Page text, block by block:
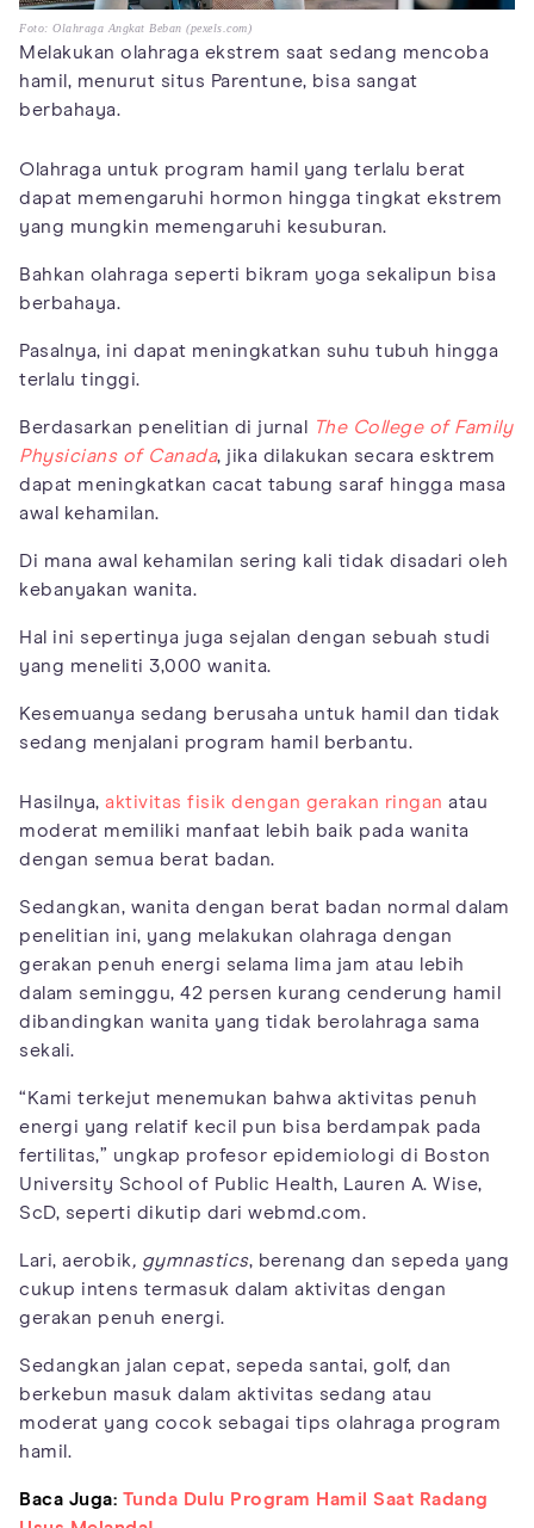
Foto: Olahraga Angkat Beban (pexels.com)
Melakukan olahraga ekstrem saat sedang mencoba
hamil, menurut situs Parentune, bisa sangat
berbahaya.
Olahraga untuk program hamil yang terlalu berat
dapat memengaruhi hormon hingga tingkat ekstrem
yang mungkin memengaruhi kesuburan.
Bahkan olahraga seperti bikram yoga sekalipun bisa
berbahaya.
Pasalnya, ini dapat meningkatkan suhu tubuh hingga
terlalu tinggi.
Berdasarkan penelitian di jurnal
The College of Family
Physicians of Canada, jika dilakukan secara esktrem
dapat meningkatkan cacat tabung saraf hingga masa
awal kehamilan.
Di mana awal kehamilan sering kali tidak disadari oleh
kebanyakan wanita.
Hal ini sepertinya juga sejalan dengan sebuah studi
yang meneliti 3,000 wanita.
Kesemuanya sedang berusaha untuk hamil dan tidak
sedang menjalani program hamil berbantu.
Hasilnya, aktivitas fisik dengan gerakan ringan atau
moderat memiliki manfaat lebih baik pada wanita
dengan semua berat badan.
Sedangkan, wanita dengan berat badan normal dalam
penelitian ini, yang melakukan olahraga dengan
gerakan penuh energi selama lima jam atau lebih
dalam seminggu, 42 persen kurang cenderung hamil
dibandingkan wanita yang tidak berolahraga sama
sekali.
“Kami terkejut menemukan bahwa aktivitas penuh
energi yang relatif kecil pun bisa berdampak pada
fertilitas,” ungkap profesor epidemiologi di Boston
University School of Public Health, Lauren A. Wise,
ScD, seperti dikutip dari webmd.com.
Lari, aerobik, gymnastics, berenang dan sepeda yang
cukup intens termasuk dalam aktivitas dengan
gerakan penuh energi.
Sedangkan jalan cepat, sepeda santai, golf, dan
berkebun masuk dalam aktivitas sedang atau
moderat yang cocok sebagai tips olahraga program
hamil.
Baca Juga: Tunda Dulu Program Hamil Saat Radang